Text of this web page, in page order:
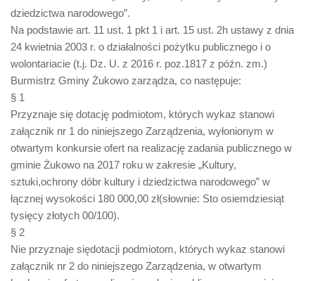
dziedzictwa narodowego”.
Na podstawie art. 11 ust. 1 pkt 1 i art. 15 ust. 2h ustawy z dnia
24 kwietnia 2003 r. o działalności pożytku publicznego i o
wolontariacie (t.j. Dz. U. z 2016 r. poz.1817 z późn. zm.)
Burmistrz Gminy Żukowo zarządza, co następuje:
§ 1
Przyznaje się dotację podmiotom, których wykaz stanowi
załącznik nr 1 do niniejszego Zarządzenia, wyłonionym w
otwartym konkursie ofert na realizację zadania publicznego w
gminie Żukowo na 2017 roku w zakresie „Kultury,
sztuki,ochrony dóbr kultury i dziedzictwa narodowego” w
łącznej wysokości 180 000,00 zł(słownie: Sto osiemdziesiąt
tysięcy złotych 00/100).
§ 2
Nie przyznaje siędotacji podmiotom, których wykaz stanowi
załącznik nr 2 do niniejszego Zarządzenia, w otwartym